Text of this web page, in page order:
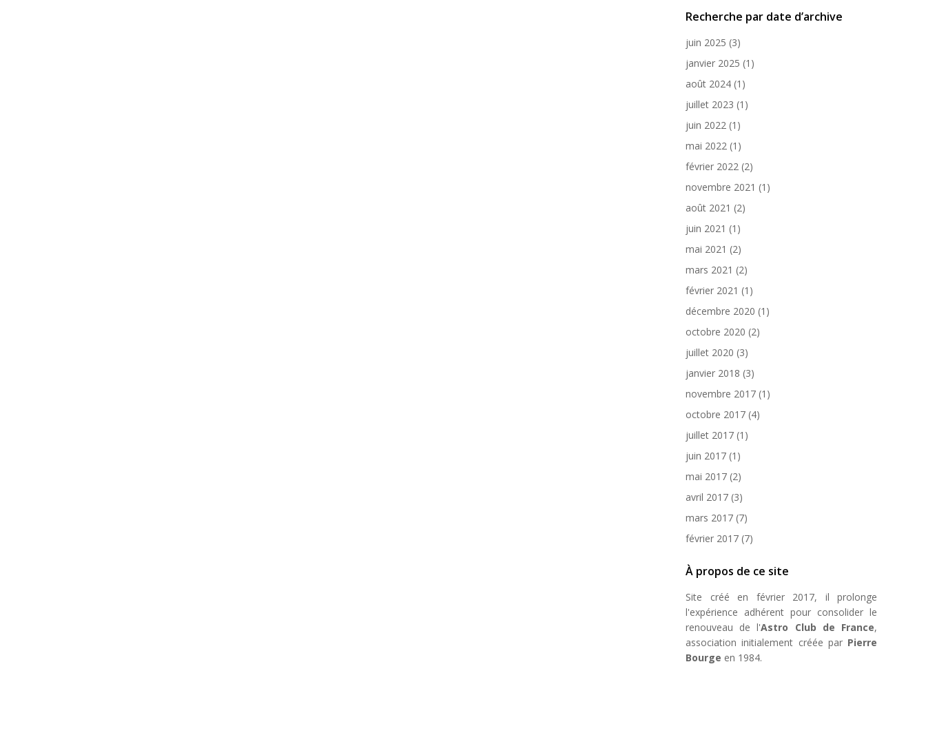
Recherche par date d’archive
juin 2025 (3)
janvier 2025 (1)
août 2024 (1)
juillet 2023 (1)
juin 2022 (1)
mai 2022 (1)
février 2022 (2)
novembre 2021 (1)
août 2021 (2)
juin 2021 (1)
mai 2021 (2)
mars 2021 (2)
février 2021 (1)
décembre 2020 (1)
octobre 2020 (2)
juillet 2020 (3)
janvier 2018 (3)
novembre 2017 (1)
octobre 2017 (4)
juillet 2017 (1)
juin 2017 (1)
mai 2017 (2)
avril 2017 (3)
mars 2017 (7)
février 2017 (7)
À propos de ce site
Site créé en février 2017, il prolonge
l'expérience adhérent pour consolider le
renouveau de l'Astro Club de France,
association initialement créée par Pierre
Bourge en 1984.